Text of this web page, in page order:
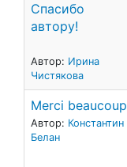
Спасибо
автору!
Автор: Ирина
Чистякова
Merci beaucoup
Автор: Константин
Белан